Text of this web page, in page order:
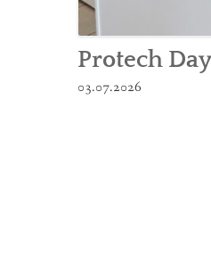
Protech
03.07.2026